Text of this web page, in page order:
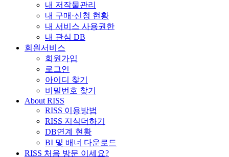
내 저작물관리
내 구매·신청 현황
내 서비스 사용권한
내 관심 DB
회원서비스
회원가입
로그인
아이디 찾기
비밀번호 찾기
About RISS
RISS 이용방법
RISS 지식더하기
DB연계 현황
BI 및 배너 다운로드
RISS 처음 방문 이세요?